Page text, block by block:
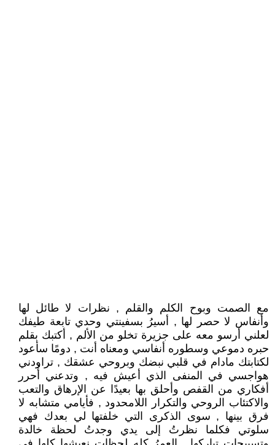
مع الصمت وبوح الكلم والقلم , نظرات لا طائل لها
وأنفاس لا حصر لها , أسيرُ بسفينتي وحدي تابعة طيفك
لعلني أرسو معه على جزيرة تخلو من الألم , أكتبك بقلم
حبره دموعي وسطوره أنفاسي ومعناه أنت , دومًا سأعود
لكتابتك مادام في قلبي نبضك وبروحي عشقك , تراودني
هواجسي في المنفى الذي أعيش فيه , وتدعني أُحرر
أفكاري من القفص وأحلق بها بعيدًا عن الإرهاق والتعب
والاكتئاب الروحي والتكرار اللامحدود , فأيامي متشابه لا
فرق بينها , سوى الذكرى التي خلفتها لي بعدك فهي
سلوتي فكلما نظرتُ إلى يدي وجدتُ لحظة خالدة